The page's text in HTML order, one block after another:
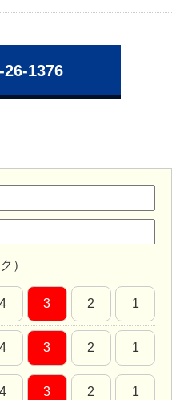
26-1376
）
4 3 2 1
4 3 2 1
4 3 2 1